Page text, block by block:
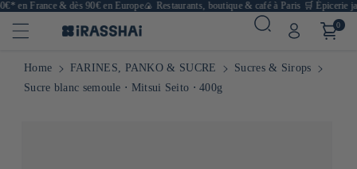
en France & dès 90€ en Europe🍙 Restaurants, boutique & café à Paris🛒 Épicerie
0
Home FARINES, PANKO & SUCRE
Sucres & Sirops
Sucre blanc semoule ⋅ Mitsui Seito ⋅ 400g